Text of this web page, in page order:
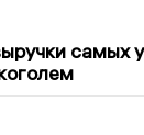
самых